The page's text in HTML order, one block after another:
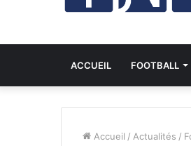
ACCUEIL FOOTBALL
Accueil / Actualités /